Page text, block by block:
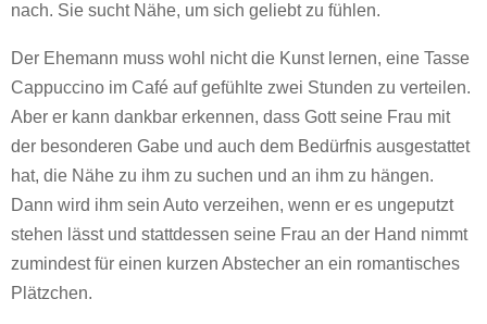
nach. Sie sucht Nähe, um sich geliebt zu fühlen.
Der Ehemann muss wohl nicht die Kunst lernen, eine Tasse
Cappuccino im Café auf gefühlte zwei Stunden zu verteilen.
Aber er kann dankbar erkennen, dass Gott seine Frau mit
der besonderen Gabe und auch dem Bedürfnis ausgestattet
hat, die Nähe zu ihm zu suchen und an ihm zu hängen.
Dann wird ihm sein Auto verzeihen, wenn er es ungeputzt
stehen lässt und stattdessen seine Frau an der Hand nimmt
zumindest für einen kurzen Abstecher an ein romantisches
Plätzchen.